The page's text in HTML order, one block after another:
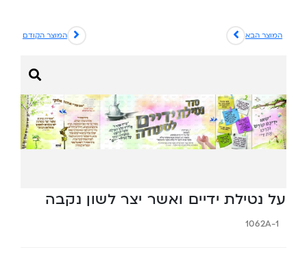
המוצר הקודם המוצר הבא
על נטילת ידיים ואשר יצר לשון נקבה
1062A-1